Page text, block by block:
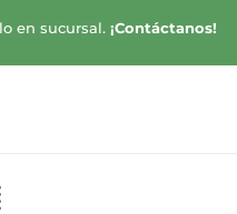
en sucursal. ¡Contáctanos!